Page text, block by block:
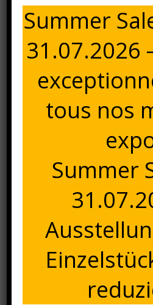
quantité
Cottage
140x200cm
Ajouter au panier
Déco & Accessoires
Tapis Cottage 140x200cm, col.
en 100% coton. Egalement
160x230cm et en col. anthracite.
Réf. KF-0607618
Summer
31.07.2026
tous nos
Summer